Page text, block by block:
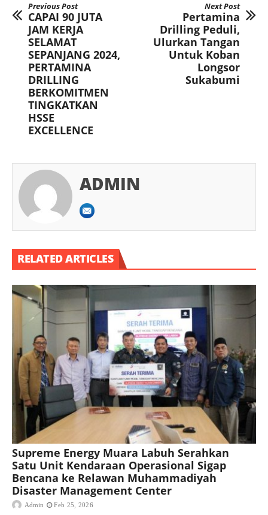
Previous Post
CAPAI 90 JUTA
JAM KERJA
SELAMAT
SEPANJANG 2024,
PERTAMINA
DRILLING
BERKOMITMEN
TINGKATKAN
HSSE
EXCELLENCE
Next Post
Pertamina
Drilling Peduli,
Ulurkan Tangan
Untuk Koban
Longsor
Sukabumi
ADMIN
RELATED ARTICLES
Supreme Energy Muara Labuh Serahkan
Satu Unit Kendaraan Operasional Sigap
Bencana ke Relawan Muhammadiyah
Disaster Management Center
Admin Feb 25, 2026